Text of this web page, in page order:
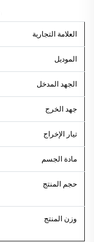
العلامة التجارية
الموديل
الجهد المدخل
جهد الخرج
تيار الإخراج
مادة الجسم
حجم المنتج
وزن المنتج